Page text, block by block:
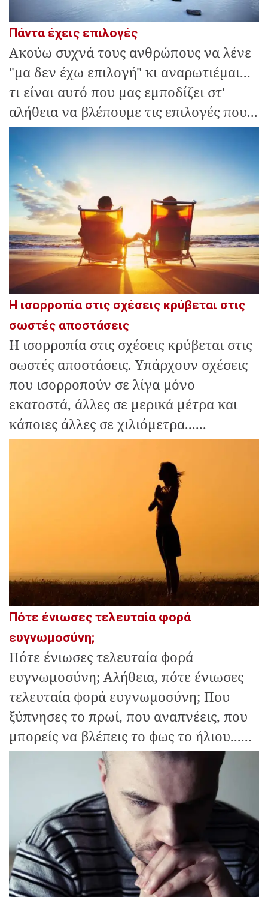
Πάντα έχεις επιλογές
Ακούω συχνά τους ανθρώπους να λένε
"μα δεν έχω επιλογή" κι αναρωτιέμαι...
τι είναι αυτό που μας εμποδίζει στ'
αλήθεια να βλέπουμε τις επιλογές που...
Η ισορροπία στις σχέσεις κρύβεται στις
σωστές αποστάσεις
Η ισορροπία στις σχέσεις κρύβεται στις
σωστές αποστάσεις. Υπάρχουν σχέσεις
που ισορροπούν σε λίγα μόνο
εκατοστά, άλλες σε μερικά μέτρα και
κάποιες άλλες σε χιλιόμετρα......
Πότε ένιωσες τελευταία φορά
ευγνωμοσύνη;
Πότε ένιωσες τελευταία φορά
ευγνωμοσύνη; Αλήθεια, πότε ένιωσες
τελευταία φορά ευγνωμοσύνη; Που
ξύπνησες το πρωί, που αναπνέεις, που
μπορείς να βλέπεις το φως το ήλιου......